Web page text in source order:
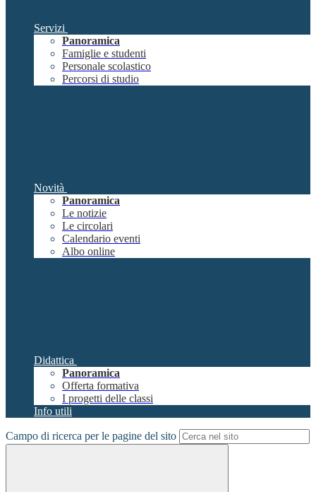
Servizi
Panoramica
Famiglie e studenti
Personale scolastico
Percorsi di studio
Novità
Panoramica
Le notizie
Le circolari
Calendario eventi
Albo online
Didattica
Panoramica
Offerta formativa
I progetti delle classi
Info utili
Campo di ricerca per le pagine del sito